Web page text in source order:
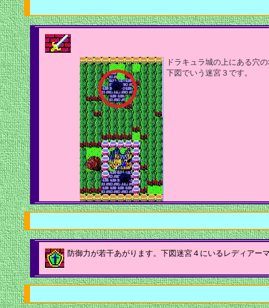
ドラキュラ城の上にある穴
下図でいう迷宮３です。
防御力が若干あがります。下図迷宮４にいるレディアー